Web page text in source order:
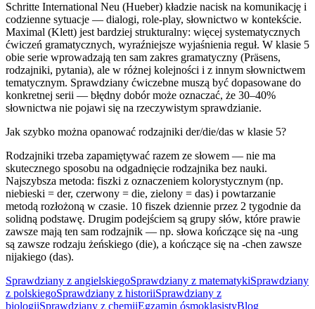
Schritte International Neu (Hueber) kładzie nacisk na komunikację i
codzienne sytuacje — dialogi, role-play, słownictwo w kontekście.
Maximal (Klett) jest bardziej strukturalny: więcej systematycznych
ćwiczeń gramatycznych, wyraźniejsze wyjaśnienia reguł. W klasie 5
obie serie wprowadzają ten sam zakres gramatyczny (Präsens,
rodzajniki, pytania), ale w różnej kolejności i z innym słownictwem
tematycznym. Sprawdziany ćwiczebne muszą być dopasowane do
konkretnej serii — błędny dobór może oznaczać, że 30–40%
słownictwa nie pojawi się na rzeczywistym sprawdzianie.
Jak szybko można opanować rodzajniki der/die/das w klasie 5?
Rodzajniki trzeba zapamiętywać razem ze słowem — nie ma
skutecznego sposobu na odgadnięcie rodzajnika bez nauki.
Najszybsza metoda: fiszki z oznaczeniem kolorystycznym (np.
niebieski = der, czerwony = die, zielony = das) i powtarzanie
metodą rozłożoną w czasie. 10 fiszek dziennie przez 2 tygodnie da
solidną podstawę. Drugim podejściem są grupy słów, które prawie
zawsze mają ten sam rodzajnik — np. słowa kończące się na -ung
są zawsze rodzaju żeńskiego (die), a kończące się na -chen zawsze
nijakiego (das).
Sprawdziany z angielskiegoSprawdziany z matematykiSprawdziany
z polskiegoSprawdziany z historiiSprawdziany z
biologiiSprawdziany z chemiiEgzamin ósmoklasistyBlog